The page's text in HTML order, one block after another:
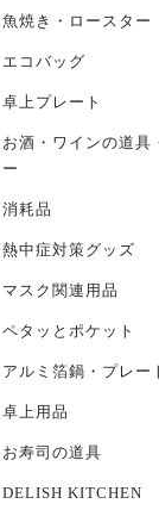
魚焼き・ロースター
エコバッグ
卓上プレート
お酒・ワインの道具
ー
消耗品
熱中症対策グッズ
マスク関連用品
ペタッとポケット
アルミ箔鍋・プレー
卓上用品
お寿司の道具
DELISH KITCHEN